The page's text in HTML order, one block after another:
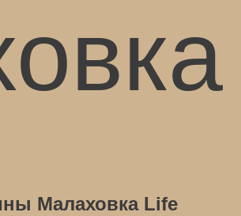
Малаховка Life